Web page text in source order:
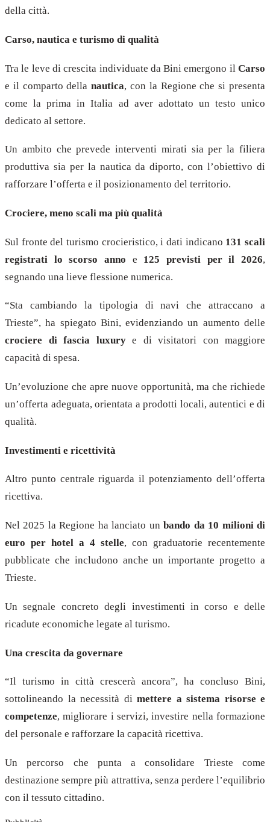
della città.
Carso, nautica e turismo di qualità
Tra le leve di crescita individuate da Bini emergono il Carso
e il comparto dellanautica, con la Regione che si presenta
come la prima in Italia ad aver adottato un testo unico
dedicato al settore.
Un ambito che prevede interventi mirati sia per la filiera
produttiva sia per la nautica da diporto, con l’obiettivo di
rafforzare l’offerta e il posizionamento del territorio.
Crociere, meno scali ma più qualità
Sul fronte del turismo crocieristico, i dati indicano 131 scali
registrati lo scorso anno e 125 previsti per il 2026,
segnando una lieve flessione numerica.
“Sta cambiando la tipologia di navi che attraccano a
Trieste”, ha spiegato Bini, evidenziando un aumento delle
crociere di fascia luxurye di visitatori con maggiore
capacità di spesa.
Un’evoluzione che apre nuove opportunità, ma che richiede
un’offerta adeguata, orientata a prodotti locali, autentici e di
qualità.
Investimenti e ricettività
Altro punto centrale riguarda il potenziamento dell’offerta
ricettiva.
Nel 2025 la Regione ha lanciato unbando da 10 milioni di
euro per hotel a 4 stelle, con graduatorie recentemente
pubblicate che includono anche un importante progetto a
Trieste.
Un segnale concreto degli investimenti in corso e delle
ricadute economiche legate al turismo.
Una crescita da governare
“Il turismo in città crescerà ancora”, ha concluso Bini,
sottolineando la necessità di mettere a sistema risorse e
competenze, migliorare i servizi, investire nella formazione
del personale e rafforzare la capacità ricettiva.
Un percorso che punta a consolidare Trieste come
destinazione sempre più attrattiva, senza perdere l’equilibrio
con il tessuto cittadino.